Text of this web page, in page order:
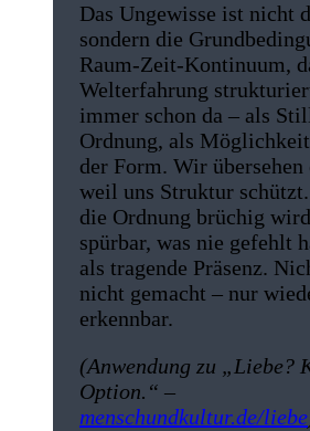
Das Ungewisse ist nicht
sondern die
Raum-Zeit-Kontinuum,
Welterfahrung
immer schon da – als
Ordnung, als
der Form. Wir übersehen
weil uns Struktur
die Ordnung brüchig
spürbar, was nie gefehlt
als tragende Präsenz.
nicht gemacht – nur
erkennbar.
(Anwendung zu „Liebe?
Option.“ –
menschundkultur.de/liebe